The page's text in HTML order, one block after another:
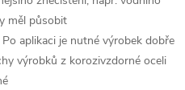
měl působit
aplikaci je nutné výrobek dobře
výrobků z korozivzdorné oceli